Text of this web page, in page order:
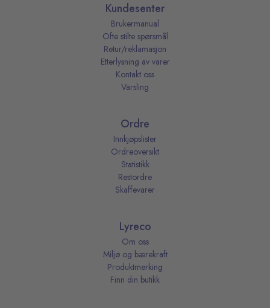
Kundesenter
Brukermanual
Ofte stilte spørsmål
Retur/reklamasjon
Etterlysning av varer
Kontakt oss
Varsling
Ordre
Innkjøpslister
Ordreoversikt
Statistikk
Restordre
Skaffevarer
Lyreco
Om oss
Miljø og bærekraft
Produktmerking
Finn din butikk